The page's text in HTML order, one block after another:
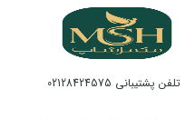
5 الی 6 وعده در طول روز مصرف شود.
تلفن پشتیبانی 02128424575